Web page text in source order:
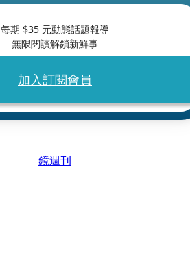
每期 $35 元動態話題報導
無限閱讀解鎖新鮮事
加入訂閱會員
鏡週刊